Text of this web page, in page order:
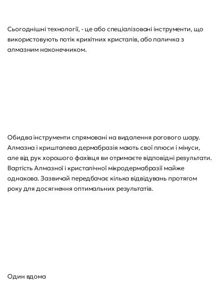
Сьогоднішні технології, - це або спеціалізовані інструменти, що
використовують потік крихітних кристалів, або паличка з
алмазним наконечником.
Обидва інструменти спрямовані на видалення рогового шару.
Алмазна і кришталева дермабразія мають свої плюси і мінуси,
але від рук хорошого фахівця ви отримаєте відповідні результати.
Вартість Алмазної і кристалічної мікродермабразії майже
однакова. Зазвичай передбачає кілька відвідувань протягом
року для досягнення оптимальних результатів.
Один вдома